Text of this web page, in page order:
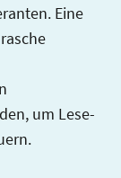
Eine
um Lese-